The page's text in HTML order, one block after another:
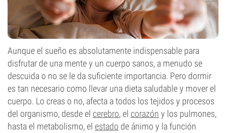
Aunque el sueño es absolutamente indispensable para
disfrutar de una mente y un cuerpo sanos, a menudo se
descuida o no se le da suficiente importancia. Pero dormir
es tan necesario como llevar una dieta saludable y mover el
cuerpo. Lo creas o no, afecta a todos los tejidos y procesos
del organismo, desde el cerebro, el corazón y los pulmones,
hasta el metabolismo, el estado de ánimo y la función